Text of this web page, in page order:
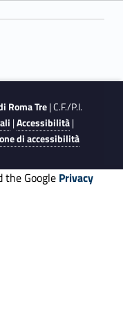
Roma Tre| C.F./P.I.
|Accessibilità|
di accessibilità
the Google Privacy